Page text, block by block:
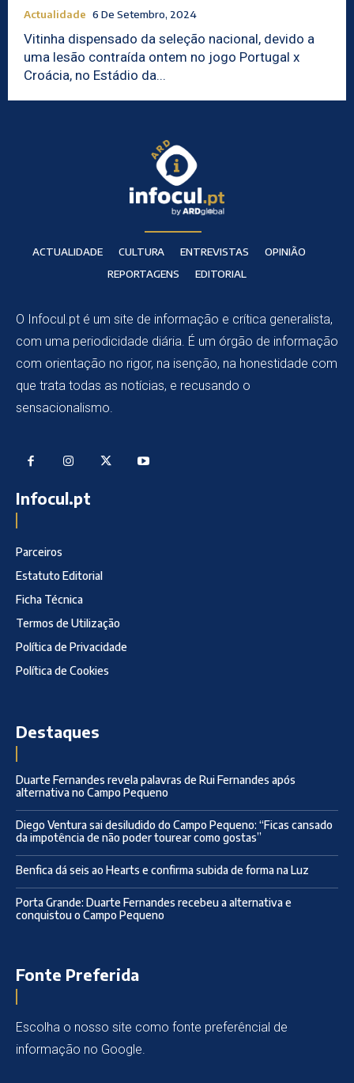
Actualidade 6 De Setembro, 2024
Vitinha dispensado da seleção nacional, devido a
uma lesão contraída ontem no jogo Portugal x
Croácia, no Estádio da...
ACTUALIDADE CULTURA ENTREVISTAS
OPINIÃO
REPORTAGENS
EDITORIAL
O Infocul.pt é um site de informação e crítica generalista,
com uma periodicidade diária. É um órgão de informação
com orientação no rigor, na isenção, na honestidade com
que trata todas as notícias, e recusando o
sensacionalismo.
Infocul.pt
Parceiros
Estatuto Editorial
Ficha Técnica
Termos de Utilização
Política de Privacidade
Política de Cookies
Destaques
Duarte Fernandes revela palavras de Rui Fernandes após
alternativa no Campo Pequeno
Diego Ventura sai desiludido do Campo Pequeno: “Ficas cansado
da impotência de não poder tourear como gostas”
Benfica dá seis ao Hearts e confirma subida de forma na Luz
Porta Grande: Duarte Fernandes recebeu a alternativa e
conquistou o Campo Pequeno
Fonte Preferida
Escolha o nosso site como fonte preferêncial de
informação no Google.